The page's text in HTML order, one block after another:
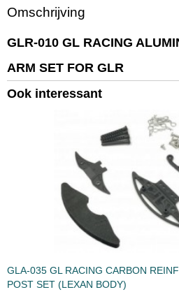
Productcode
GLR-010
EAN code
Productcode leverancier
GLR-010
Bruto gewicht
Omschrijving
GLR-010 GL RACING
ARM SET FOR GLR
Ook interessant
GLA-035 GL RACING CARBON
POST SET (LEXAN BODY)